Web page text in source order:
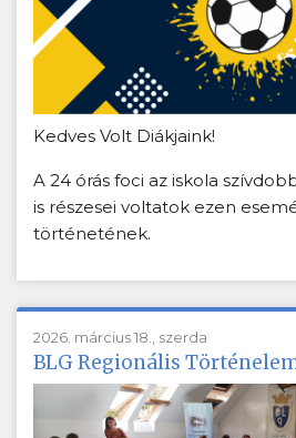
Kedves Volt Diákjaink!
A 24 órás foci az iskola
is részesei voltatok ezen
történetének.
2026. március 18., szerda
BLG Regionális